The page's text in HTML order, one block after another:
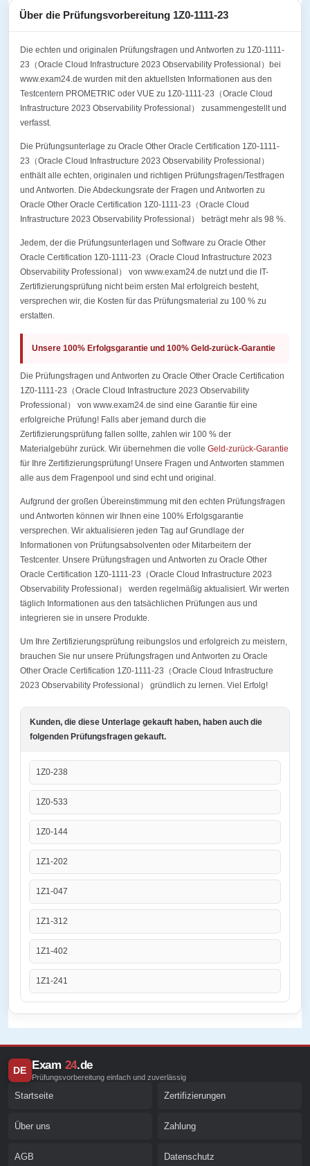
Über die Prüfungsvorbereitung 1Z0-1111-23
Die echten und originalen Prüfungsfragen und Antworten zu 1Z0-1111-
23（Oracle Cloud Infrastructure 2023 Observability Professional）bei
www.exam24.de wurden mit den aktuellsten Informationen aus den
Testcentern PROMETRIC oder VUE zu 1Z0-1111-23（Oracle Cloud
Infrastructure 2023 Observability Professional） zusammengestellt und
verfasst.
Die Prüfungsunterlage zu Oracle Other Oracle Certification 1Z0-1111-
23（Oracle Cloud Infrastructure 2023 Observability Professional）
enthält alle echten, originalen und richtigen Prüfungsfragen/Testfragen
und Antworten. Die Abdeckungsrate der Fragen und Antworten zu
Oracle Other Oracle Certification 1Z0-1111-23（Oracle Cloud
Infrastructure 2023 Observability Professional） beträgt mehr als 98 %.
Jedem, der die Prüfungsunterlagen und Software zu Oracle Other
Oracle Certification 1Z0-1111-23（Oracle Cloud Infrastructure 2023
Observability Professional） von www.exam24.de nutzt und die IT-
Zertifizierungsprüfung nicht beim ersten Mal erfolgreich besteht,
versprechen wir, die Kosten für das Prüfungsmaterial zu 100 % zu
erstatten.
Unsere 100% Erfolgsgarantie und 100% Geld-zurück-Garantie
Die Prüfungsfragen und Antworten zu Oracle Other Oracle Certification
1Z0-1111-23（Oracle Cloud Infrastructure 2023 Observability
Professional） von www.exam24.de sind eine Garantie für eine
erfolgreiche Prüfung! Falls aber jemand durch die
Zertifizierungsprüfung fallen sollte, zahlen wir 100 % der
Materialgebühr zurück. Wir übernehmen die volle Geld-zurück-Garantie
für Ihre Zertifizierungsprüfung! Unsere Fragen und Antworten stammen
alle aus dem Fragenpool und sind echt und original.
Aufgrund der großen Übereinstimmung mit den echten Prüfungsfragen
und Antworten können wir Ihnen eine 100% Erfolgsgarantie
versprechen. Wir aktualisieren jeden Tag auf Grundlage der
Informationen von Prüfungsabsolventen oder Mitarbeitern der
Testcenter. Unsere Prüfungsfragen und Antworten zu Oracle Other
Oracle Certification 1Z0-1111-23（Oracle Cloud Infrastructure 2023
Observability Professional） werden regelmäßig aktualisiert. Wir werten
täglich Informationen aus den tatsächlichen Prüfungen aus und
integrieren sie in unsere Produkte.
Um Ihre Zertifizierungsprüfung reibungslos und erfolgreich zu meistern,
brauchen Sie nur unsere Prüfungsfragen und Antworten zu Oracle
Other Oracle Certification 1Z0-1111-23（Oracle Cloud Infrastructure
2023 Observability Professional） gründlich zu lernen. Viel Erfolg!
Kunden, die diese Unterlage gekauft haben, haben auch die
folgenden Prüfungsfragen gekauft.
1Z0-238
1Z0-533
1Z0-144
1Z1-202
1Z1-047
1Z1-312
1Z1-402
1Z1-241
DE Exam 24.de
Prüfungsvorbereitung einfach und zuverlässig
Startseite Zertifizierungen
Über uns Zahlung
AGB Datenschutz